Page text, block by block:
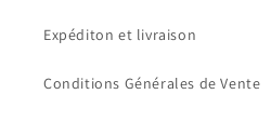
Expéditon et livraison
Conditions Générales de Vente